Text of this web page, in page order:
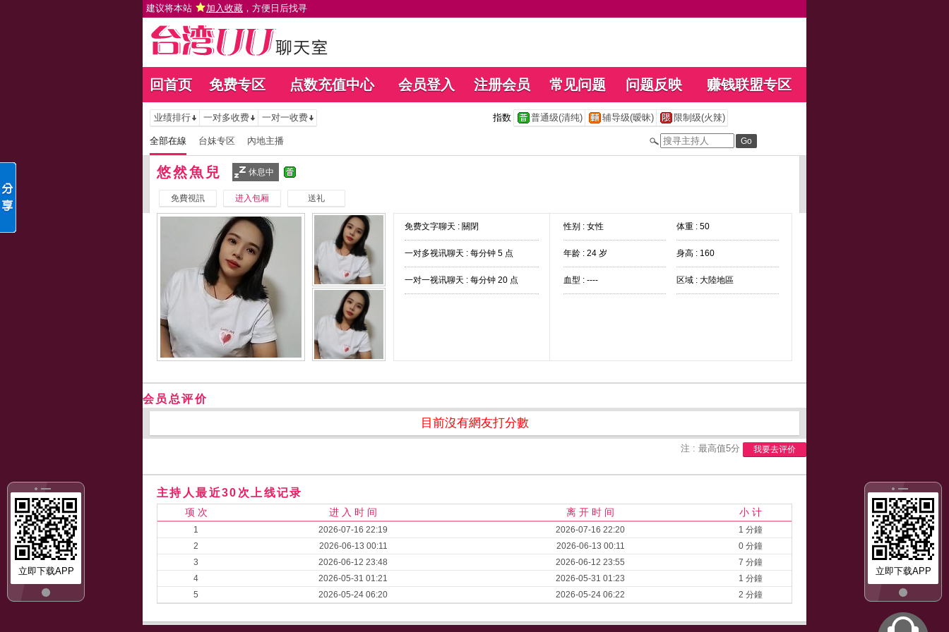
建议将本站 加入收藏 ，方便日后找寻
回首页 免费专区 点数充值中心 会员登入 注册会员 常见问题 问题反映 赚钱联盟专区
立即下载APP
立即下载APP
业绩排行 一对多收费 一对一收费 指数 普通级(清纯) 辅导级(暧昧) 限制级(火辣)
全部在線 台妹专区 內地主播
悠然魚兒 休息中
免費視訊 进入包厢 送礼
免费文字聊天 : 關閉
一对多视讯聊天 : 每分钟 5 点
一对一视讯聊天 : 每分钟 20 点
性别 : 女性 体重 : 50
年龄 : 24 岁 身高 : 160
血型 : ---- 区域 : 大陸地區
会员总评价
目前沒有網友打分數
注 : 最高值5分 我要去评价
主持人最近30次上线记录
项 次 进 入 时 间 离 开 时 间 小 计
1 2026-07-16 22:19 2026-07-16 22:20
1 分鐘
2
2026-06-13 00:11 2026-06-13 00:11
0 分鐘
3
2026-06-12 23:48 2026-06-12 23:55
7 分鐘
4
2026-05-31 01:21 2026-05-31 01:23
1 分鐘
5
2026-05-24 06:20 2026-05-24 06:22 2 分鐘